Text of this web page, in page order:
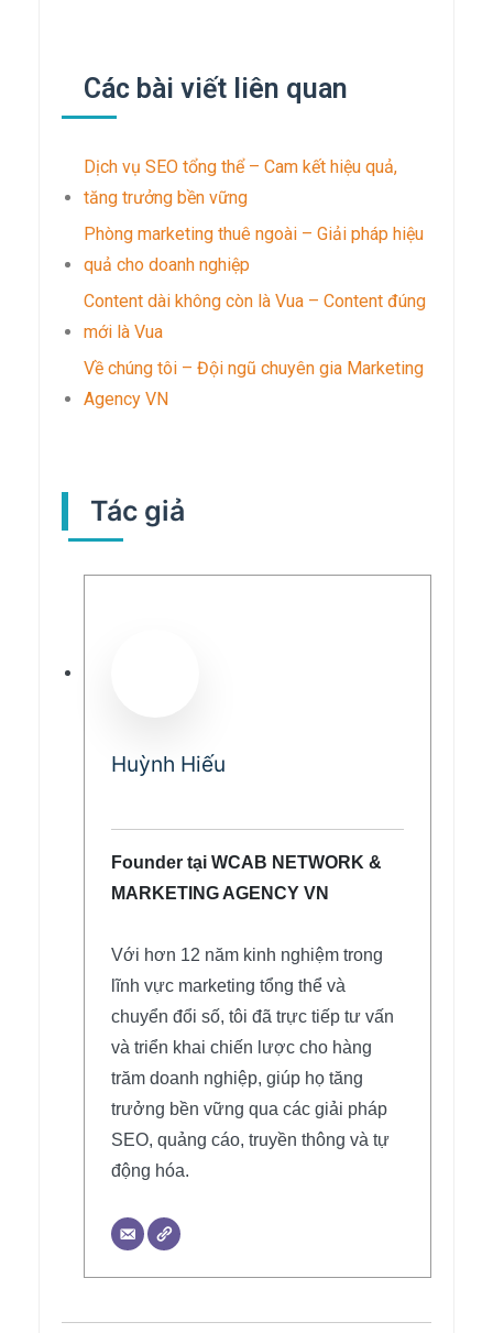
Các bài viết liên quan
Dịch vụ SEO tổng thể – Cam kết hiệu quả,
tăng trưởng bền vững
Phòng marketing thuê ngoài – Giải pháp hiệu
quả cho doanh nghiệp
Content dài không còn là Vua – Content đúng
mới là Vua
Về chúng tôi – Đội ngũ chuyên gia Marketing
Agency VN
Tác giả
Huỳnh Hiếu
Founder tại WCAB NETWORK &
MARKETING AGENCY VN
Với hơn 12 năm kinh nghiệm trong
lĩnh vực marketing tổng thể và
chuyển đổi số, tôi đã trực tiếp tư vấn
và triển khai chiến lược cho hàng
trăm doanh nghiệp, giúp họ tăng
trưởng bền vững qua các giải pháp
SEO, quảng cáo, truyền thông và tự
động hóa.